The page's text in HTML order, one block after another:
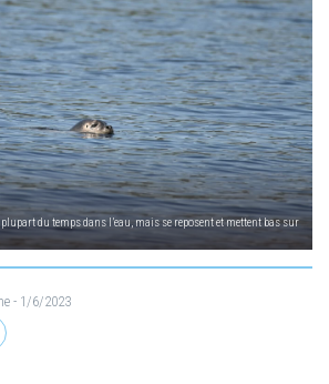
du temps dans l’eau, mais se reposent et mettent bas sur
- 1/6/2023